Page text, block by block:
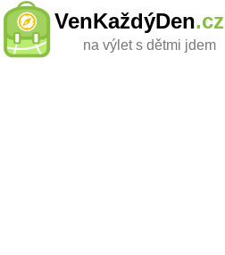
VenKaždýDen.cz
na výlet s dětmi jdem